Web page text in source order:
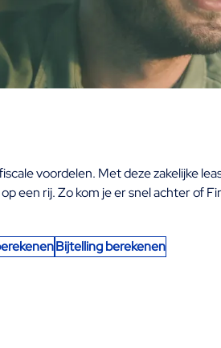
voordelen. Met deze zakelijke
rij. Zo kom je er snel achter of
Bijtelling berekenen